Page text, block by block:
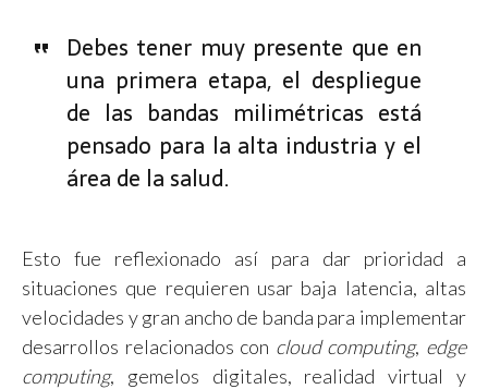
Debes tener muy presente que en
una primera etapa, el despliegue
de las bandas milimétricas está
pensado para la alta industria y el
área de la salud.
Esto fue reflexionado así para dar prioridad a
situaciones que requieren usar baja latencia, altas
velocidades y gran ancho de banda para implementar
desarrollos relacionados con cloud computing, edge
computing, gemelos digitales, realidad virtual y